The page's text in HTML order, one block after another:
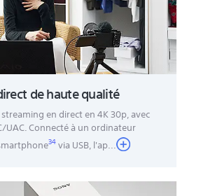
de haute qualité
en direct en 4K 30p, avec
UAC. Connecté à un ordinateur
34via USB, l'ap...